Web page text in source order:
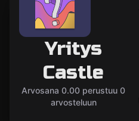
Yritys
Castle
Arvosana 0.00 perustuu 0
arvosteluun